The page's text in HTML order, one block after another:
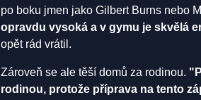
po boku jmen jako Gilbert Burns nebo
opravdu vysoká a v gymu je skvělá
opět rád vrátil.
Zároveň se ale těší domů za rodinou.
rodinou, protože příprava na tento